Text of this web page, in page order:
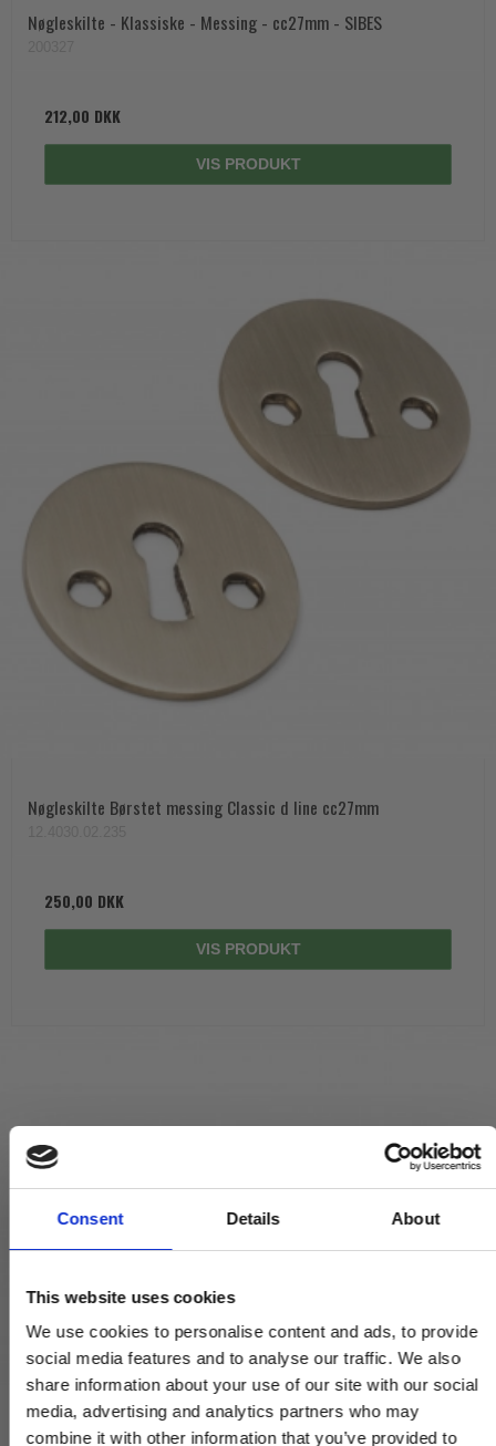
Consent Details About
This website uses cookies
We use cookies to personalise content and ads, to provide
social media features and to analyse our traffic. We also
share information about your use of our site with our social
media, advertising and analytics partners who may
combine it with other information that you’ve provided to
Nøgleskilte - Klassiske - Messing - cc27mm - SIBES
212,00 DKK
VIS PRODUKT
Nøgleskilte Børstet messing Classic d line cc27mm
250,00 DKK
VIS PRODUKT